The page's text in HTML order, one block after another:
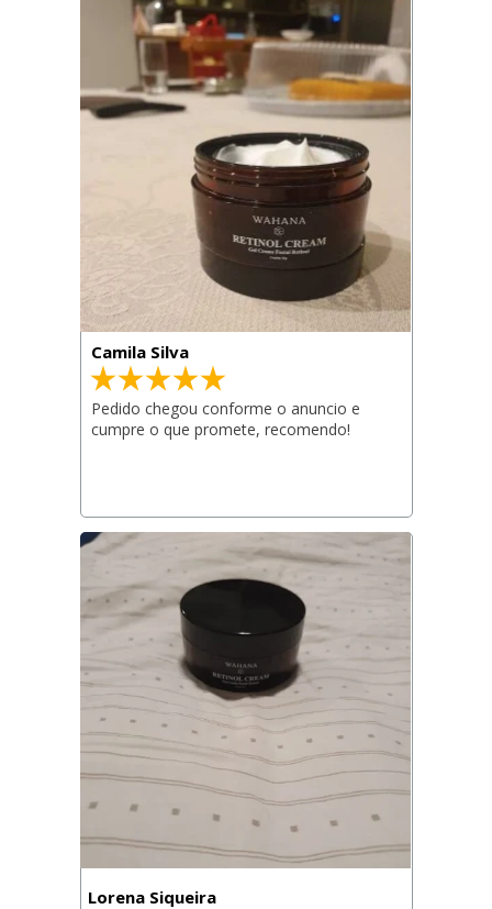
Pedido chegou conforme o anuncio e
cumpre o que promete, recomendo!
Camila Silva
Lorena Siqueira